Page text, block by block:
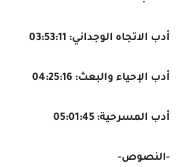
أدب الاتجاه الوجداني: 03:53:11
أدب الإحياء والبعث: 04:25:16
أدب المسرحية: 05:01:45
-النصوص-